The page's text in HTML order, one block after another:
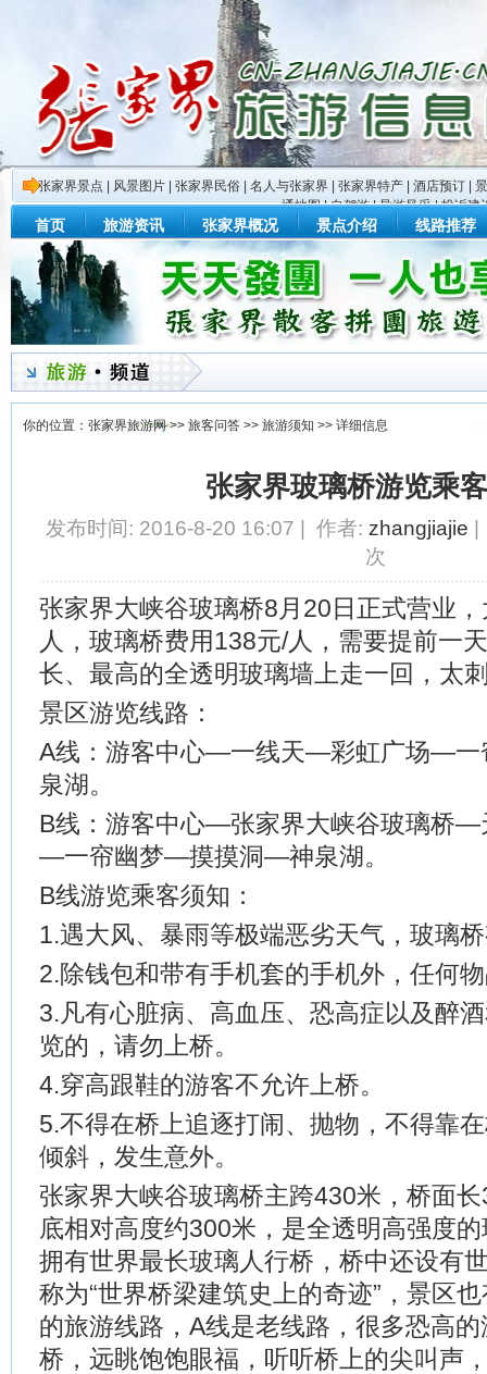
张家界景点 风景图片 张家界民俗 名人与张家界 张家界特产 酒店预订
通地图|自驾游|导游风采|投诉建
首页 旅游资讯 张家界概况 景点介绍 线路推荐
你的位置： 张家界旅游网>> 旅客问答 >> 旅游须知 >> 详细信息
张家界玻璃桥游览乘
发布时间: 2016-8-20 16:07 | 作者: zhangjiajie |
次
张家界大峡谷玻璃桥8月20日正式营业
人，玻璃桥费用138元/人，需要提前一
长、最高的全透明玻璃墙上走一回，太
景区游览线路：
A线：游客中心—一线天—彩虹广场—
泉湖。
B线：游客中心—张家界大峡谷玻璃桥
—一帘幽梦—摸摸洞—神泉湖。
B线游览乘客须知：
1.遇大风、暴雨等极端恶劣天气，玻璃
2.除钱包和带有手机套的手机外，任何
3.凡有心脏病、高血压、恐高症以及醉
览的，请勿上桥。
4.穿高跟鞋的游客不允许上桥。
5.不得在桥上追逐打闹、抛物，不得靠
倾斜，发生意外。
张家界大峡谷玻璃桥主跨430米，桥面
底相对高度约300米，是全透明高强度
拥有世界最长玻璃人行桥，桥中还设有
称为“世界桥梁建筑史上的奇迹”，景区
的旅游线路，A线是老线路，很多恐高
桥，远眺饱饱眼福，听听桥上的尖叫声